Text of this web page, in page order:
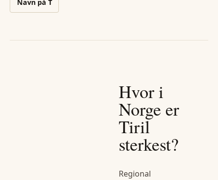
Navn på T
Hvor i
Norge er
Tiril
sterkest?
Regional